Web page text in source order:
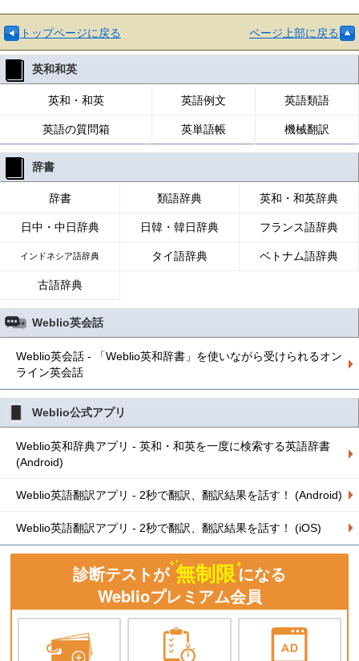
トップページに戻る ページ上部に戻る
英和和英
英和・和英 英語例文 英語類語
英語の質問箱 英単語帳 機械翻訳
辞書
辞書 類語辞典 英和・和英辞典
日中・中日辞典 日韓・韓日辞典 フランス語辞典
インドネシア語辞典 タイ語辞典 ベトナム語辞典
古語辞典
Weblio英会話
Weblio英会話 - 「Weblio英和辞書」を使いながら受けられるオン
ライン英会話
Weblio公式アプリ
Weblio英和辞典アプリ - 英和・和英を一度に検索する英語辞書
(Android)
Weblio英語翻訳アプリ - 2秒で翻訳、翻訳結果を話す！ (Android)
Weblio英語翻訳アプリ - 2秒で翻訳、翻訳結果を話す！ (iOS)
診断テストが 無制限になる
Weblioプレミアム会員